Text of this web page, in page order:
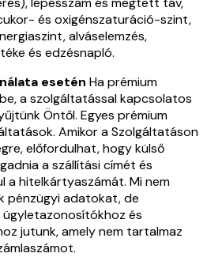
és oxigénszaturáció-szint,
alváselemzés,
és edzésnapló.
esetén Ha prémium
a szolgáltatással kapcsolatos
Öntől. Egyes prémium
Amikor a Szolgáltatáson
előfordulhat, hogy külső
a szállítási címét és
a hitelkártyaszámát. Mi nem
pénzügyi adatokat, de
és
jutunk, amely nem tartalmaz